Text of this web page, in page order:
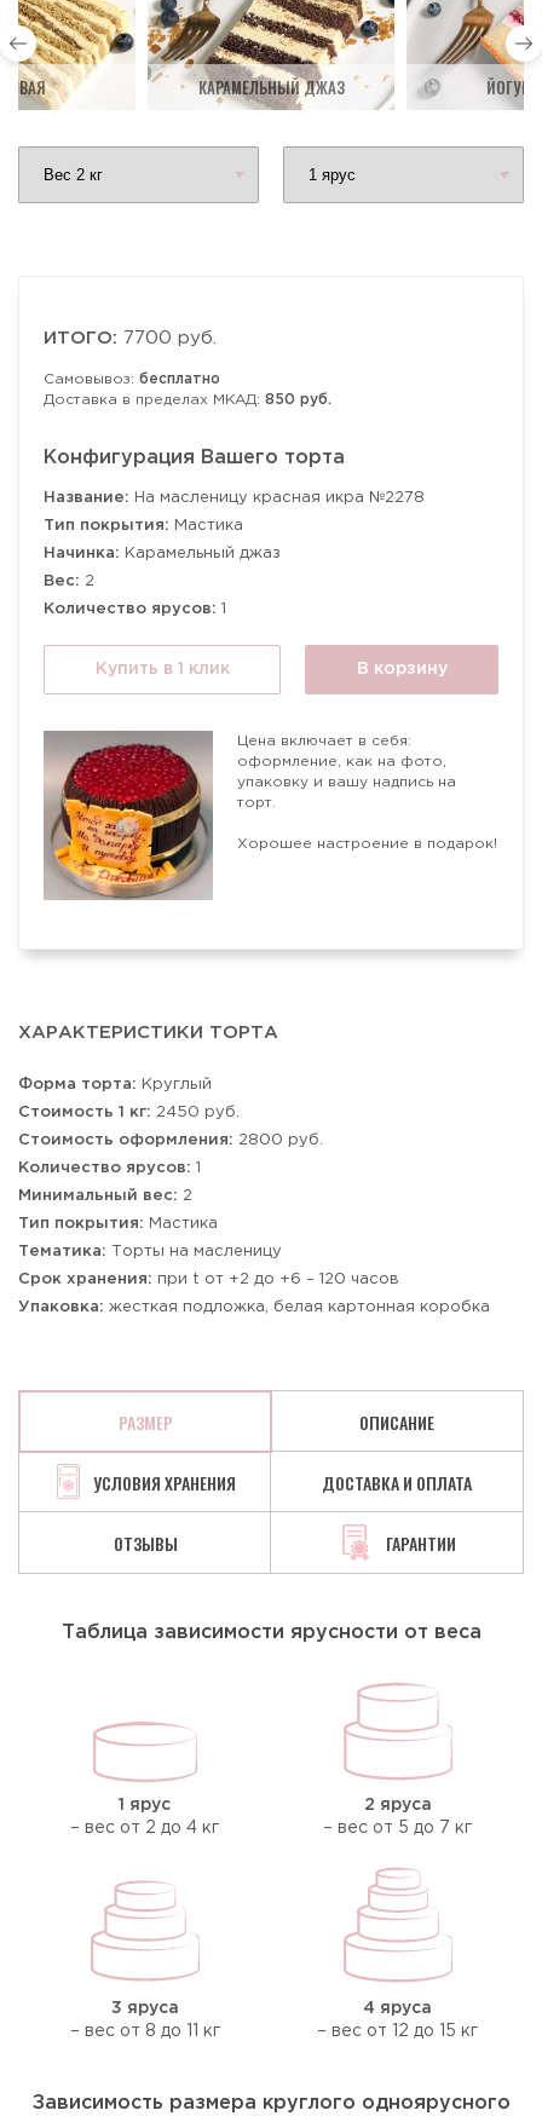
КАРАМЕЛЬНЫЙ ДЖАЗ
ИТОГО: 7700 руб.
Самовывоз: бесплатно
Доставка в пределах МКАД: 850 руб.
Конфигурация Вашего торта
Название: На масленицу красная икра №2278
Тип покрытия: Мастика
Начинка: Карамельный джаз
Вес: 2
Количество ярусов: 1
Купить в 1 клик В корзину
Цена включает в себя:
оформление, как на фото,
упаковку и вашу надпись на
торт.
Хорошее настроение в подарок!
ХАРАКТЕРИСТИКИ ТОРТА
Форма торта: Круглый
Стоимость 1 кг: 2450 руб.
Стоимость оформления: 2800 руб.
Количество ярусов: 1
Минимальный вес: 2
Тип покрытия: Мастика
Тематика: Торты на масленицу
Срок хранения: при t от +2 до +6 – 120 часов
Упаковка: жесткая подложка, белая картонная коробка
РАЗМЕР ОПИСАНИЕ
УСЛОВИЯ ХРАНЕНИЯ ДОСТАВКА И ОПЛАТА
ОТЗЫВЫ ГАРАНТИИ
Таблица зависимости ярусности от веса
1 ярус
– вес от 2 до 4 кг
2 яруса
– вес от 5 до 7 кг
3 яруса
– вес от 8 до 11 кг
4 яруса
– вес от 12 до 15 кг
Зависимость размера круглого одноярусного